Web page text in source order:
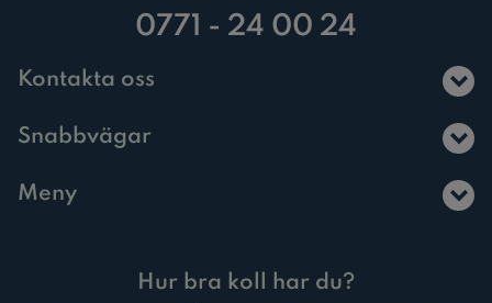
0771 - 24 00 24
Kontakta oss
Snabbvägar
Meny
Hur bra koll har du?